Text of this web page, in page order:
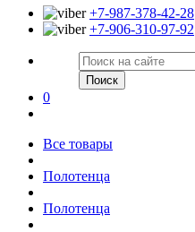
+7-987-378-42-28
+7-906-310-97-92
Поиск
0
Все товары
Полотенца
Полотенца